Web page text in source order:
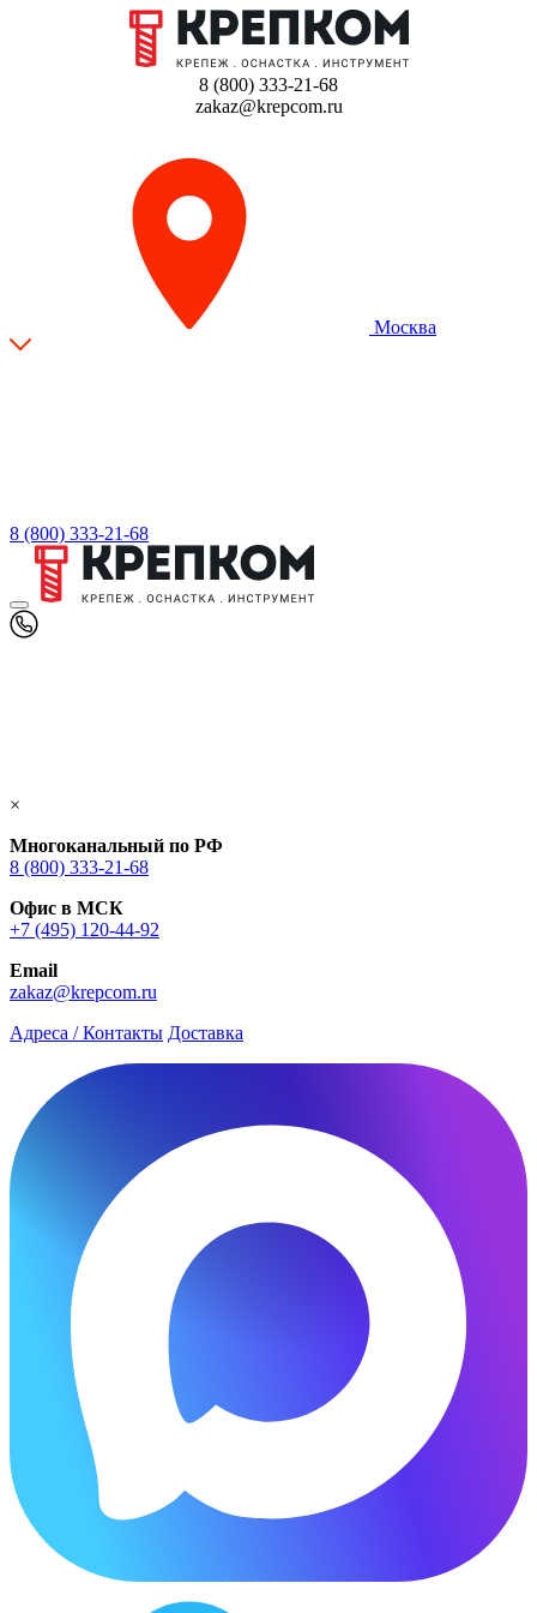
8 (800) 333-21-68
zakaz@krepcom.ru
Москва
8 (800) 333-21-68
×
Многоканальный по РФ
8 (800) 333‑21-68
Офис в МСК
+7 (495) 120-44-92
Email
zakaz@krepcom.ru
Адреса / Контакты Доставка